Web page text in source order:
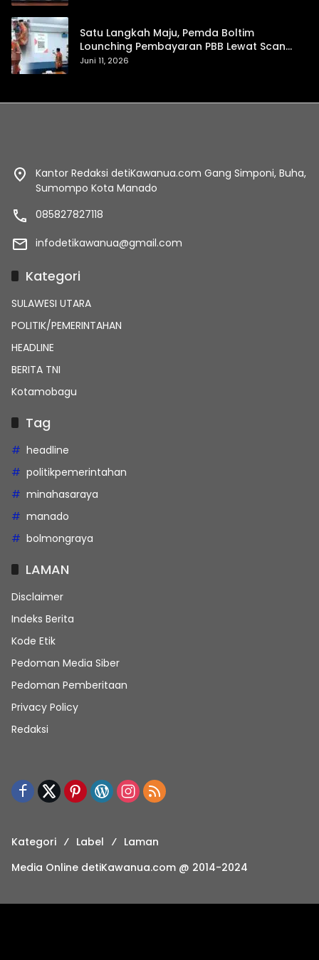
Satu Langkah Maju, Pemda Boltim
Lounching Pembayaran PBB Lewat Scan
Qris
Juni 11, 2026
Kantor Redaksi detiKawanua.com Gang Simponi, Buha,
Sumompo Kota Manado
085827827118
infodetikawanua@gmail.com
Kategori
SULAWESI UTARA
POLITIK/PEMERINTAHAN
HEADLINE
BERITA TNI
Kotamobagu
Tag
headline
politikpemerintahan
minahasaraya
manado
bolmongraya
LAMAN
Disclaimer
Indeks Berita
Kode Etik
Pedoman Media Siber
Pedoman Pemberitaan
Privacy Policy
Redaksi
Kategori Label
Laman
Media Online detiKawanua.com @ 2014-2024